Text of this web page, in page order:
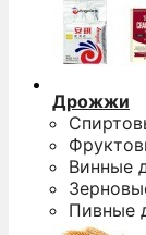
Дрожжи
Винные
Пивные